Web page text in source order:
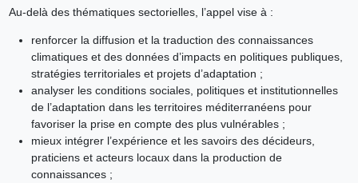
Au-delà des thématiques sectorielles, l’appel vise à :
renforcer la diffusion et la traduction des connaissances
climatiques et des données d’impacts en politiques publiques,
stratégies territoriales et projets d’adaptation ;
analyser les conditions sociales, politiques et institutionnelles
de l’adaptation dans les territoires méditerranéens pour
favoriser la prise en compte des plus vulnérables ;
mieux intégrer l’expérience et les savoirs des décideurs,
praticiens et acteurs locaux dans la production de
connaissances ;